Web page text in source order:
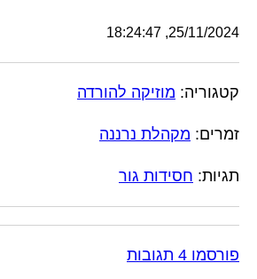
25/11/2024, 18:24:47
קטגוריה: מוזיקה להורדה
זמרים: מקהלת נרננה
תגיות: חסידות גור
פורסמו 4 תגובות